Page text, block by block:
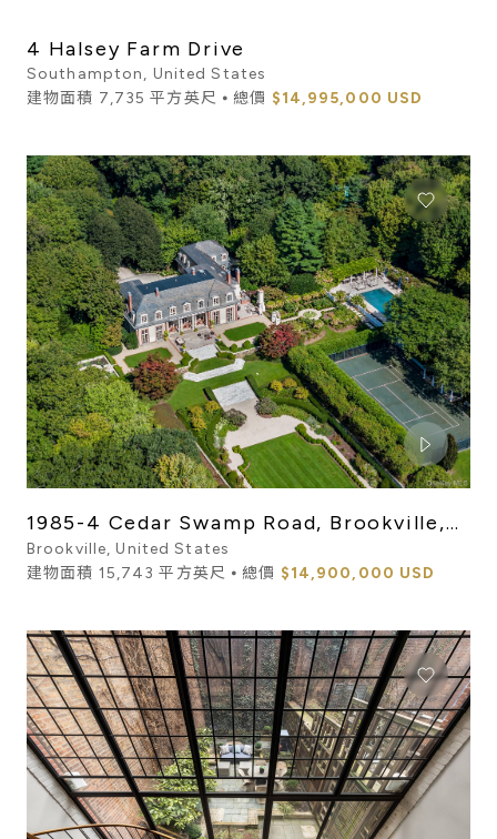
4 Halsey Farm Drive
Southampton, United States
建物面積 7,735 平方英尺 ⦁ 總價 $14,995,000 USD
1985-4 Cedar Swamp Road, Brookville,
NY, 11545
Brookville, United States
建物面積 15,743 平方英尺 ⦁ 總價 $14,900,000 USD